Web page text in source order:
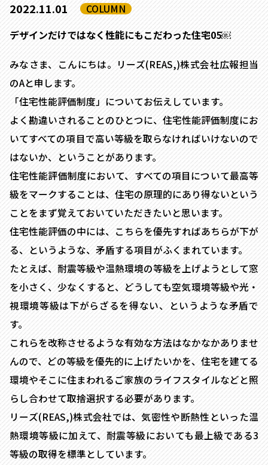
2022.11.01 COLUMN
デザインだけではなく性能にもこだわった住宅05￼
みなさま、こんにちは。リーズ(REAS,)株式会社広報担当
のAと申します。
「住宅性能評価制度」についてお伝えしています。
よく勘違いされることのひとつに、住宅性能評価制度にお
いてすべての項目で高い等級を取らなければいけないので
はないか、ということがあります。
住宅性能評価制度において、すべての項目について最高等
級をマークすることは、住宅の原理的にあり得ないという
ことをまず覚えておいていただきたいと思います。
住宅性能評価の中には、こちらを優先すればあちらが下が
る、というような、矛盾する項目がふくまれています。
たとえば、耐震等級や温熱環境の等級を上げようとして窓
を小さく、少なくすると、どうしても空気環境等級や光・
視環境等級は下がらざるを得ない、というような矛盾で
す。
これらを改称させるような有効な方法はなかなかありませ
んので、どの等級を優先的に上げたいかを、住宅を建てる
環境やそこに住まわれるご家族のライフスタイルなどと照
らし合わせて取捨選択する必要があります。
リーズ(REAS,)株式会社では、気密性や断熱性といった温
熱環境等級に加えて、耐震等級においても最上級である3
等級の取得を標準としています。